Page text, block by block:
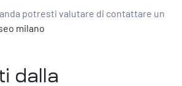
potresti valutare di contattare un
milano
dalla